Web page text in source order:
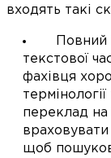
входять такі
Повний і
текстової
фахівця
переклад на
враховувати
щоб